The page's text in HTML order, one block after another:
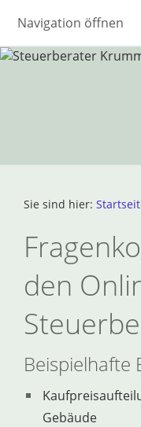
Navigation öffnen
Sie sind hier:
den
Beispielhafte
Gebäude